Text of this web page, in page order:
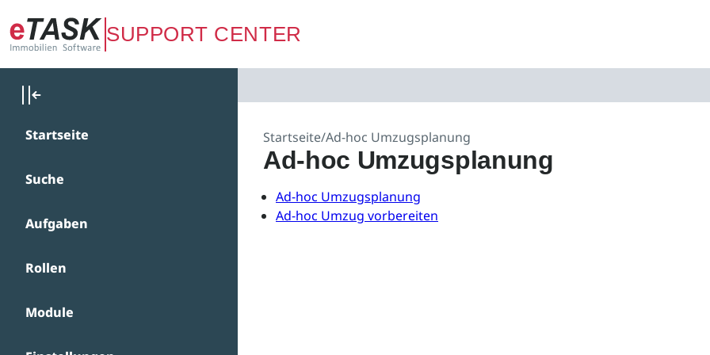
Zum Hauptinhalt springen
SUPPORT CENTER
Startseite
Suche
Aufgaben
Rollen
Module
Startseite/Ad-hoc Umzugsplanung
Ad-hoc Umzugsplanung
Ad-hoc Umzugsplanung
Ad-hoc Umzug vorbereiten